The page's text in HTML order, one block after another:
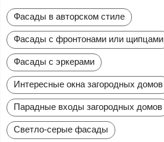
Фасады в авторском стиле
Фасады с фронтонами или щипцами
Фасады с эркерами
Интересные окна загородных домов
Парадные входы загородных домов
Светло-серые фасады